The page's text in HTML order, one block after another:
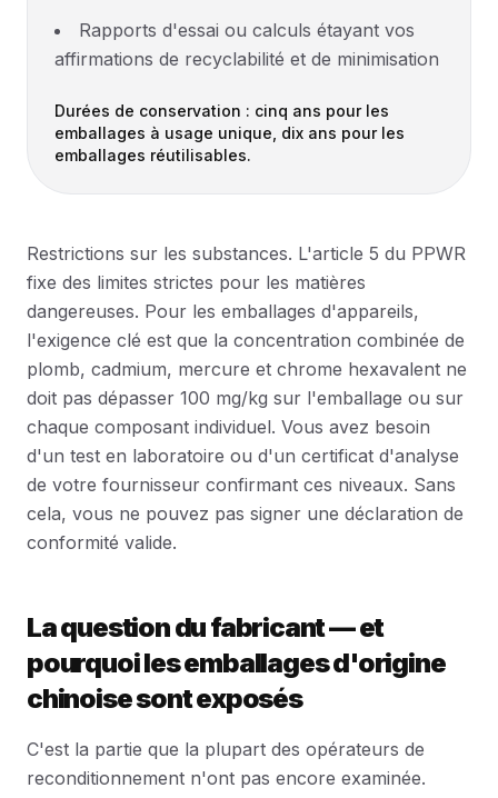
Rapports d'essai ou calculs étayant vos
affirmations de recyclabilité et de minimisation
Durées de conservation : cinq ans pour les
emballages à usage unique, dix ans pour les
emballages réutilisables.
Restrictions sur les substances. L'article 5 du PPWR
fixe des limites strictes pour les matières
dangereuses. Pour les emballages d'appareils,
l'exigence clé est que la concentration combinée de
plomb, cadmium, mercure et chrome hexavalent ne
doit pas dépasser 100 mg/kg sur l'emballage ou sur
chaque composant individuel. Vous avez besoin
d'un test en laboratoire ou d'un certificat d'analyse
de votre fournisseur confirmant ces niveaux. Sans
cela, vous ne pouvez pas signer une déclaration de
conformité valide.
La question du fabricant — et
pourquoi les emballages d'origine
chinoise sont exposés
C'est la partie que la plupart des opérateurs de
reconditionnement n'ont pas encore examinée.